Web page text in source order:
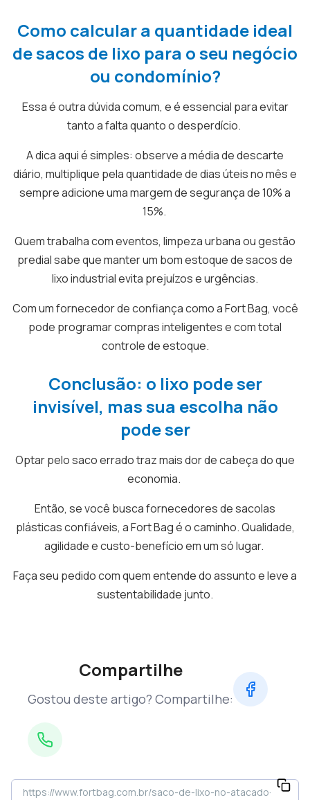
Como calcular a quantidade ideal
de sacos de lixo para o seu negócio
ou condomínio?
Essa é outra dúvida comum, e é essencial para evitar
tanto a falta quanto o desperdício.
A dica aqui é simples: observe a média de descarte
diário, multiplique pela quantidade de dias úteis no mês e
sempre adicione uma margem de segurança de 10% a
15%.
Quem trabalha com eventos, limpeza urbana ou gestão
predial sabe que manter um bom estoque de sacos de
lixo industrial evita prejuízos e urgências.
Com um fornecedor de confiança como a Fort Bag, você
pode programar compras inteligentes e com total
controle de estoque.
Conclusão: o lixo pode ser
invisível, mas sua escolha não
pode ser
Optar pelo saco errado traz mais dor de cabeça do que
economia.
Então, se você busca fornecedores de sacolas
plásticas confiáveis, a Fort Bag é o caminho. Qualidade,
agilidade e custo-benefício em um só lugar.
Faça seu pedido com quem entende do assunto e leve a
sustentabilidade junto.
Compartilhe
Gostou deste artigo? Compartilhe: